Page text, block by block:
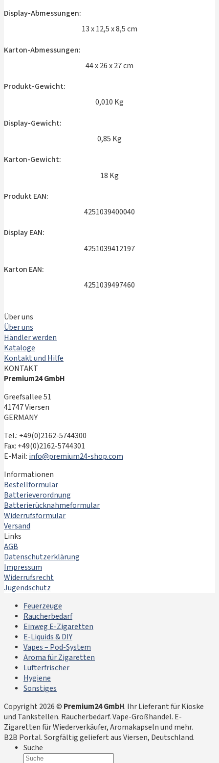
Display-Abmessungen:
13 x 12,5 x 8,5 cm
Karton-Abmessungen:
44 x 26 x 27 cm
Produkt-Gewicht:
0,010 Kg
Display-Gewicht:
0,85 Kg
Karton-Gewicht:
18 Kg
Produkt EAN:
4251039400040
Display EAN:
4251039412197
Karton EAN:
4251039497460
Über uns
Über uns
Händler werden
Kataloge
Kontakt und Hilfe
KONTAKT
Premium24 GmbH
Greefsallee 51
41747 Viersen
GERMANY
Tel.: +49(0)2162-5744300
Fax: +49(0)2162-5744301
E-Mail: info@premium24-shop.com
Informationen
Bestellformular
Batterieverordnung
Batterierücknahmeformular
Widerrufsformular
Versand
Links
AGB
Datenschutzerklärung
Impressum
Widerrufsrecht
Jugendschutz
Feuerzeuge
Raucherbedarf
Einweg E-Zigaretten
E-Liquids & DIY
Vapes – Pod-System
Aroma für Zigaretten
Lufterfrischer
Hygiene
Sonstiges
Copyright 2026 © Premium24 GmbH. Ihr Lieferant für Kioske
und Tankstellen. Raucherbedarf. Vape-Großhandel. E-
Zigaretten für Wiederverkäufer, Aromakapseln und mehr.
B2B Portal. Sorgfältig geliefert aus Viersen, Deutschland.
Suche